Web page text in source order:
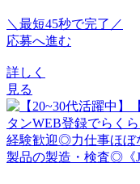
＼最短45秒で完了／
応募へ進む
詳しく
見る